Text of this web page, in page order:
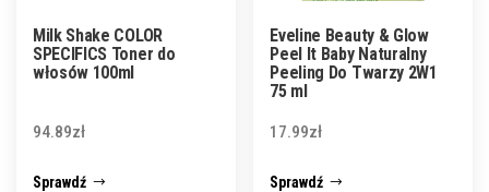
Milk Shake COLOR
SPECIFICS Toner do
włosów 100ml
94.89zł
Sprawdź
Eveline Beauty & Glow
Peel It Baby Naturalny
Peeling Do Twarzy 2W1
75 ml
17.99zł
Sprawdź